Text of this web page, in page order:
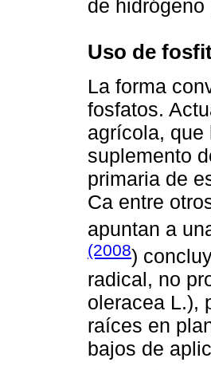
de hidrógeno
Uso de
La forma
fosfatos.
agrícola, que
suplemento
primaria de
Ca entre
apuntan a
(2008)
radical, no
oleracea L.),
raíces en
bajos de